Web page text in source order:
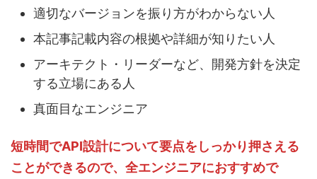
適切なバージョンを振り方がわからない人
本記事記載内容の根拠や詳細が知りたい人
アーキテクト・リーダーなど、開発方針を決定
する立場にある人
真面目なエンジニア
短時間でAPI設計について要点をしっかり押さえる
ことができるので、全エンジニアにおすすめで